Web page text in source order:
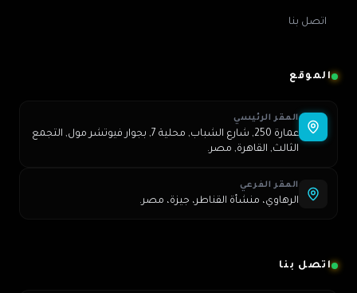
اتصل بنا
الموقع
المقر الرئيسي
عمارة 250, شارع الشباب, محلية 7, بجوار فيوتشر مول, التجمع
الثالث, القاهرة, مصر.
المقر الفرعي
الرهاوي، منشأة القناطر، جيزة، مصر.
اتصل بنا